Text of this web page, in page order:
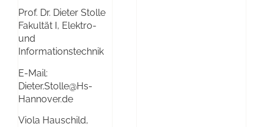
Prof. Dr. Dieter Stolle
Fakultät I, Elektro-
und
Informationstechnik
E-Mail:
Dieter.Stolle@Hs-
Hannover.de
Viola Hauschild,